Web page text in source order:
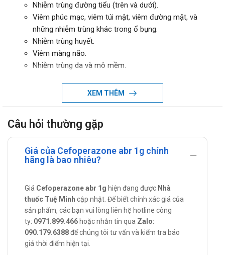
Nhiễm trùng đường tiểu (trên và dưới).
Viêm phúc mạc, viêm túi mật, viêm đường mật, và
những nhiễm trùng khác trong ổ bụng.
Nhiễm trùng huyết.
Viêm màng não.
Nhiễm trùng da và mô mềm.
Viêm vùng chậu, viêm nội mạc tử cung, lậu mủ và
những nhiễm trùng khác ở đường sinh dục.
Cách dùng của Cefoperazone abr 1g
Thuốc Cefoperazone ABR 1g powder for solution for
injection được sử dụng qua đường tiêm.
Đối tượng sử dụng của Cefoperazone abr
Hiện nay vẫn chưa có báo cáo cụ thể về trường hợp giới
hạn độ tuổi sử dụng thuốc Cefoperazone ABR 1g powder
for solution for injection. Tuy nhiên, để phát huy hết hiệu
lực của thuốc và hạn chế những rủi ro, người dùng cần
phải đọc kĩ hướng dẫn sử dụng trước khi dùng.
XEM THÊM
Câu hỏi thường gặp
Giá của Cefoperazone abr 1g chính
hãng là bao nhiêu?
Giá Cefoperazone abr 1g hiện đang được Nhà
thuốc Tuệ Minh cập nhật. Để biết chính xác giá của
sản phẩm, các bạn vui lòng liên hệ hotline công
ty: 0971.899.466 hoặc nhắn tin qua Zalo:
090.179.6388để chúng tôi tư vấn và kiểm tra báo
giá thời điểm hiện tại.